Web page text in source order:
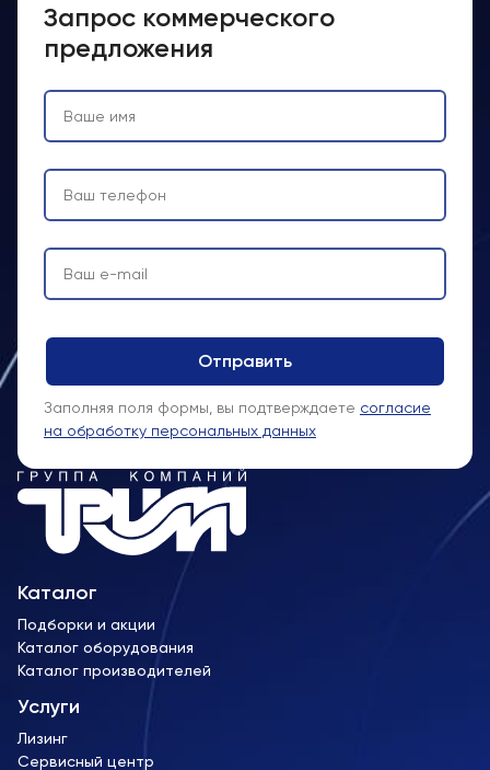
Каталог
Подборки и акции
Каталог оборудования
Каталог производителей
Услуги
Лизинг
Сервисный центр
Запрос коммерческого
предложения
Заполняя поля формы, вы подтверждаете согласие
на обработку персональных данных